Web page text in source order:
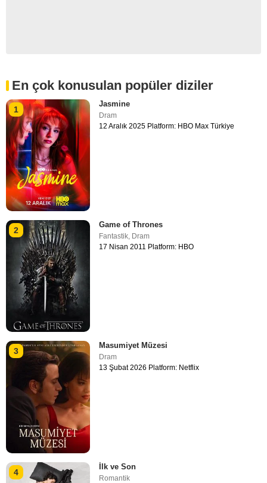
En çok konusulan popüler diziler
1
Jasmine
Dram
12 Aralık 2025 Platform: HBO Max Türkiye
2
Game of Thrones
Fantastik, Dram
17 Nisan 2011 Platform: HBO
3
Masumiyet Müzesi
Dram
13 Şubat 2026 Platform: Netflix
4
İlk ve Son
Romantik